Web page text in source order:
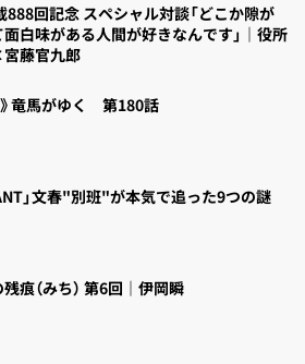
888回記念 スペシャル対談「どこか隙が
面白味がある人間が好きなんです」｜役所
藤官九郎
》竜馬がゆく 第180話
」文春"別班"が本気で追った9つの謎
痕（みち） 第6回｜伊岡瞬